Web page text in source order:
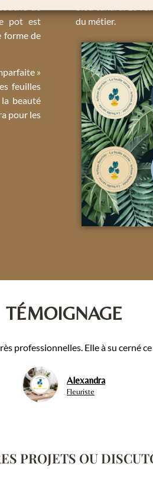
de
pot est
forme de
»
feuilles
beauté
pour les
bleu canard. Le
du métier.
TÉMOIGNAGE
professionnelles. Elle à su cerné
Alexandra
Fleuriste
PROJETS OU